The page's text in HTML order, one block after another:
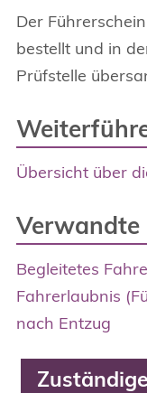
Der
bestellt und in
Prüfstelle
Übersicht über
Verwandte
Begleitetes
Fahrerlaubnis
nach Entzug